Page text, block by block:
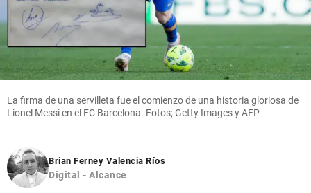
La firma de una servilleta fue el comienzo de una historia gloriosa de
Lionel Messi en el FC Barcelona. Fotos; Getty Images y AFP
Brian Ferney Valencia Ríos
Digital - Alcance